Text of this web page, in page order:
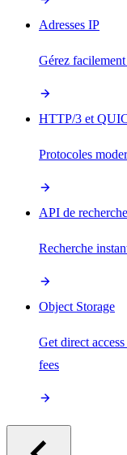
Adresses IP
Gérez
HTTP/3 et
Protocoles
API de
Recherche
Object Storage
Get direct
fees